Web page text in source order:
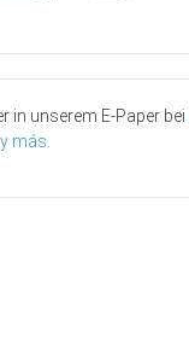
in unserem E-Paper bei
más